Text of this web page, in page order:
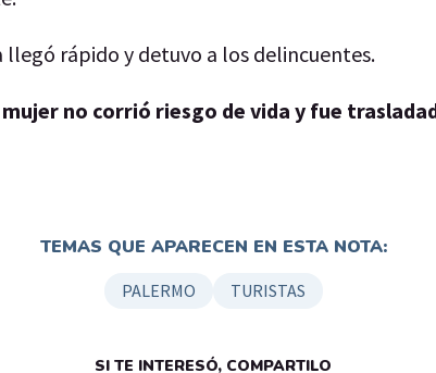
rápido y detuvo a los delincuentes.
no corrió riesgo de vida y fue
TEMAS QUE APARECEN EN ESTA NOTA:
PALERMO TURISTAS
SI TE INTERESÓ, COMPARTILO